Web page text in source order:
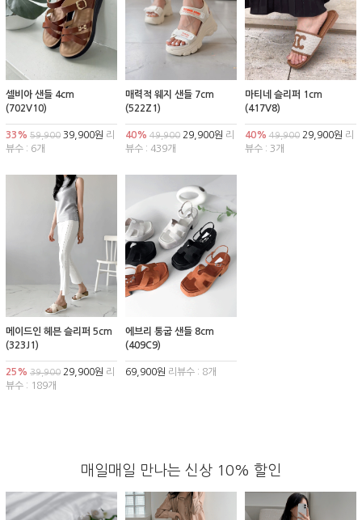
셀비아 샌들 4cm
(702V10)
33% 59,900 39,900원 리
뷰수 : 6개
매력적 웨지 샌들 7cm
(522Z1)
40% 49,90029,900원 리
뷰수 : 439개
마티네 슬리퍼 1cm
(417V8)
40% 49,90029,900원 리
뷰수 : 3개
메이드인 헤븐 슬리퍼 5cm
(323J1)
25% 39,900 29,900원 리
뷰수 : 189개
에브리 통굽 샌들 8cm
(409C9)
69,900원 리뷰수 : 8개
매일매일 만나는 신상 10% 할인